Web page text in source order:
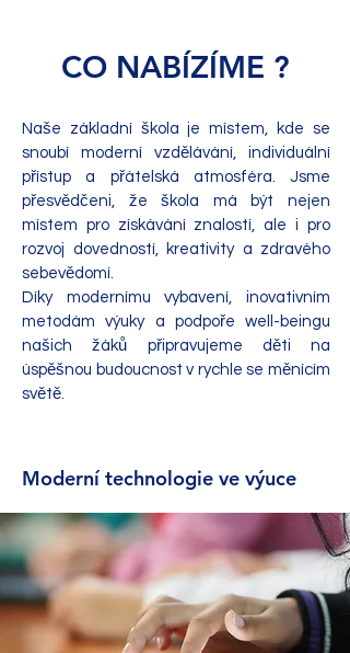
CO NABÍZÍME ?
Naše základní škola je místem, kde se
snoubí moderní vzdělávání, individuální
přístup a přátelská atmosféra. Jsme
přesvědčeni, že škola má být nejen
místem pro získávání znalostí, ale i pro
rozvoj dovedností, kreativity a zdravého
sebevědomí.
Díky modernímu vybavení, inovativním
metodám výuky a podpoře well-beingu
našich žáků připravujeme děti na
úspěšnou budoucnost v rychle se měnícím
světě.
Moderní technologie ve výuce